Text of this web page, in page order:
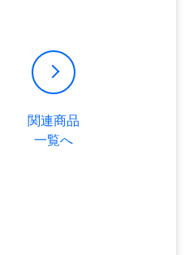
関連商品
一覧へ